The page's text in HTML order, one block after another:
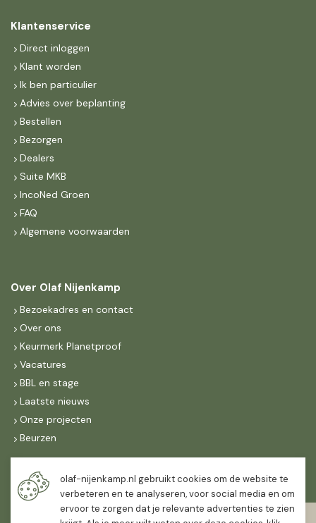
Klantenservice
Direct inloggen
Klant worden
Ik ben particulier
Advies over beplanting
Bestellen
Bezorgen
Dealers
Suite MKB
IncoNed Groen
FAQ
Algemene voorwaarden
Over Olaf Nijenkamp
Bezoekadres en contact
Over ons
Keurmerk Planetproof
Vacatures
BBL en stage
Laatste nieuws
Onze projecten
Beurzen
Maandag t/m vrijdag
07:30-
16:30
olaf-nijenkamp.nl gebruikt cookies om de website te
verbeteren en te analyseren, voor social media en om
ervoor te zorgen dat je relevante advertenties te zien